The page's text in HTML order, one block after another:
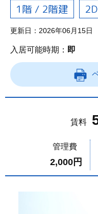
1階 / 2階建
更新日：2026年06月15日
入居可能時期： 即
賃料
管理費
2,000円